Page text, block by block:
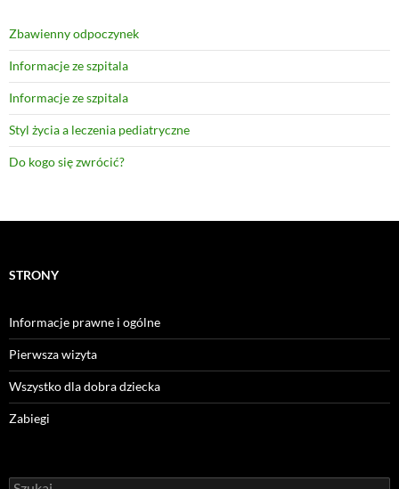
Zbawienny odpoczynek
Informacje ze szpitala
Informacje ze szpitala
Styl życia a leczenia pediatryczne
Do kogo się zwrócić?
STRONY
Informacje prawne i ogólne
Pierwsza wizyta
Wszystko dla dobra dziecka
Zabiegi
Szukaj: